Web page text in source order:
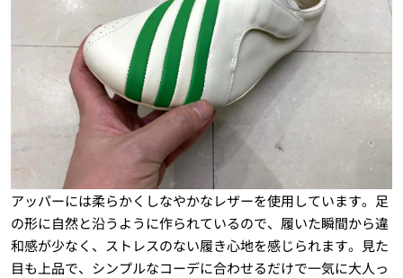
アッパーには柔らかくしなやかなレザーを使用しています。足
の形に自然と沿うように作られているので、履いた瞬間から違
和感が少なく、ストレスのない履き心地を感じられます。見た
目も上品で、シンプルなコーデに合わせるだけで一気に大人っ